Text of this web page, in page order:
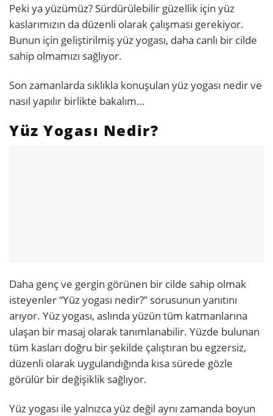
Peki ya yüzümüz? Sürdürülebilir güzellik için yüz
kaslarımızın da düzenli olarak çalışması gerekiyor.
Bunun için geliştirilmiş yüz yogası, daha canlı bir cilde
sahip olmamızı sağlıyor.
Son zamanlarda sıklıkla konuşulan yüz yogası nedir ve
nasıl yapılır birlikte bakalım…
Yüz Yogası Nedir?
Daha genç ve gergin görünen bir cilde sahip olmak
isteyenler “Yüz yogası nedir?” sorusunun yanıtını
arıyor. Yüz yogası, aslında yüzün tüm katmanlarına
ulaşan bir masaj olarak tanımlanabilir. Yüzde bulunan
tüm kasları doğru bir şekilde çalıştıran bu egzersiz,
düzenli olarak uygulandığında kısa sürede gözle
görülür bir değişiklik sağlıyor.
Yüz yogası ile yalnızca yüz değil aynı zamanda boyun